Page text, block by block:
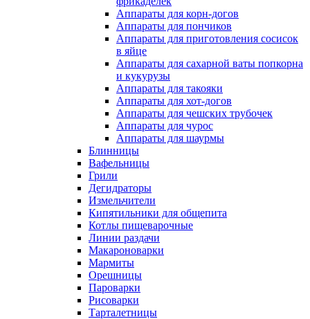
Аппараты для корн-догов
Аппараты для пончиков
Аппараты для приготовления сосисок
в яйце
Аппараты для сахарной ваты попкорна
и кукурузы
Аппараты для такояки
Аппараты для хот-догов
Аппараты для чешских трубочек
Аппараты для чурос
Аппараты для шаурмы
Блинницы
Вафельницы
Грили
Дегидраторы
Измельчители
Кипятильники для общепита
Котлы пищеварочные
Линии раздачи
Макароноварки
Мармиты
Орешницы
Пароварки
Рисоварки
Тарталетницы